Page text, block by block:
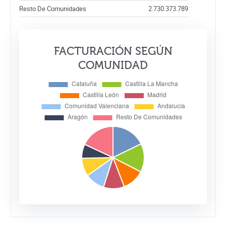
Resto De Comunidades 2.730.373.789
FACTURACIÓN SEGÚN
COMUNIDAD